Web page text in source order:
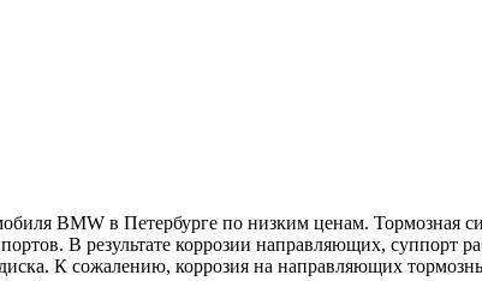
BMW в Петербурге по низким ценам. Тормозная
В результате коррозии направляющих, суппорт
К сожалению, коррозия на направляющих